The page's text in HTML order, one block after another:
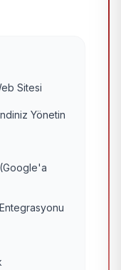
Sitesi
Yönetin